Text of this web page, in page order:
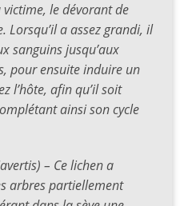
le dévorant de
Lorsqu’il a assez grandi, il
sanguins jusqu’aux
pour ensuite induire un
l’hôte, afin qu’il soit
ainsi son cycle
– Ce lichen a
arbres partiellement